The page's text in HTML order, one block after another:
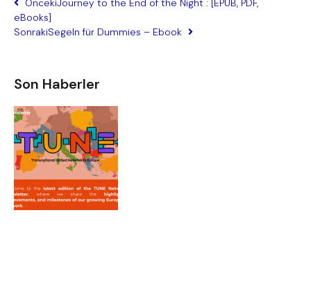
ÖncekiJourney to the End of the Night : [EPUB, PDF,
eBooks]
SonrakiSegeln für Dummies – Ebook
Son Haberler